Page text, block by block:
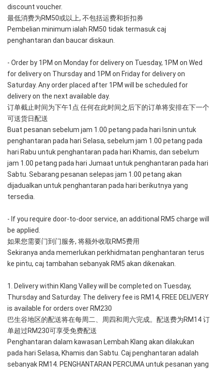
discount voucher.
最低消费为RM50或以上, 不包括运费和折扣券
Pembelian minimum ialah RM50 tidak termasuk caj
penghantaran dan baucar diskaun.
- Order by 1PM on Monday for delivery on Tuesday, 1PM on Wed
for delivery on Thursday and 1PM on Friday for delivery on
Saturday. Any order placed after 1PM will be scheduled for
delivery on the next available day.
订单截止时间为下午1点 任何在此时间之后下的订单将安排在下一个
可送货日配送
Buat pesanan sebelum jam 1.00 petang pada hari Isnin untuk
penghantaran pada hari Selasa, sebelum jam 1.00 petang pada
hari Rabu untuk penghantaran pada hari Khamis, dan sebelum
jam 1.00 petang pada hari Jumaat untuk penghantaran pada hari
Sabtu. Sebarang pesanan selepas jam 1.00 petang akan
dijadualkan untuk penghantaran pada hari berikutnya yang
tersedia.
- If you require door-to-door service, an additional RM5 charge will
be applied.
如果您需要门到门服务, 将额外收取RM5费用
Sekiranya anda memerlukan perkhidmatan penghantaran terus
ke pintu, caj tambahan sebanyak RM5 akan dikenakan.
1. Delivery within Klang Valley will be completed on Tuesday,
Thursday and Saturday. The delivery fee is RM14, FREE DELIVERY
is available for orders over RM230
巴生谷地区的配送将在每周二、周四和周六完成。配送费为RM14 订
单超过RM230可享受免费配送
Penghantaran dalam kawasan Lembah Klang akan dilakukan
pada hari Selasa, Khamis dan Sabtu. Caj penghantaran adalah
sebanyak RM14. PENGHANTARAN PERCUMA untuk pesanan yang